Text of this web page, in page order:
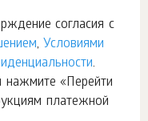
согласия с
, Условиями
.
«Перейти
платежной